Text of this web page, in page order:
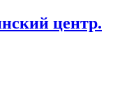
центр.